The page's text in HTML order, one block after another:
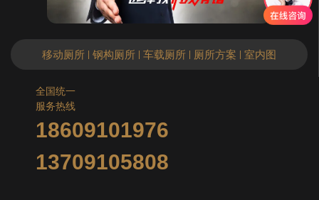
移动厕所 钢构厕所 车载厕所 厕所方案 室内图
全国统一
服务热线
18609101976
13709105808